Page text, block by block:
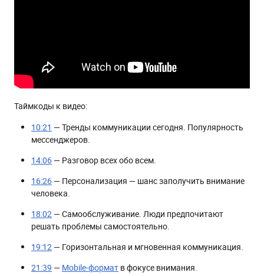
Таймкоды к видео:
10:21 — Тренды коммуникации сегодня. Популярность
мессенджеров.
14:06 — Разговор всех обо всем.
16:26 — Персонализация — шанс заполучить внимание
человека.
18:02 — Самообслуживание. Люди предпочитают
решать проблемы самостоятельно.
19:12 — Горизонтальная и мгновенная коммуникация.
21:39 — Mobile-формат в фокусе внимания.